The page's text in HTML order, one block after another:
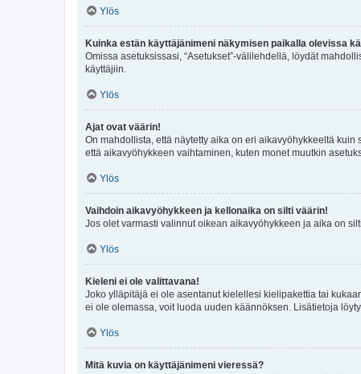
Ylös
Kuinka estän käyttäjänimeni näkymisen paikalla olevissa
Omissa asetuksissasi, “Asetukset”-välilehdellä, löydät
käyttäjiin.
Ylös
Ajat ovat väärin!
On mahdollista, että näytetty aika on eri aikavyöhykkeeltä
että aikavyöhykkeen vaihtaminen, kuten monet muutkin
Ylös
Vaihdoin aikavyöhykkeen ja kellonaika on silti väärin!
Jos olet varmasti valinnut oikean aikavyöhykkeen ja aika on
Ylös
Kieleni ei ole valittavana!
Joko ylläpitäjä ei ole asentanut kielellesi kielipakettia tai
ei ole olemassa, voit luoda uuden käännöksen. Lisätietoja
Ylös
Mitä kuvia on käyttäjänimeni vieressä?